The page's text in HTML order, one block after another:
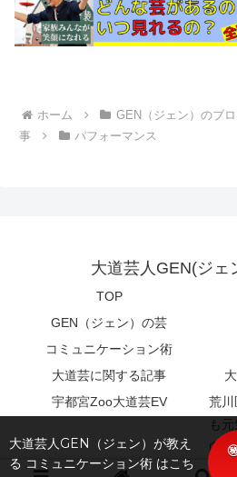
ホーム GEN（ジェン）のブ
事
パフォーマンス
大道芸人GEN(ジェ
TOP
GEN（ジェン）の芸
コミュニケーション術
大道芸に関する記事
宇都宮Zoo大道芸EV
荒川
も
向け
大道芸人GEN（ジェン）が教え
る コミュニケーション術 はこち